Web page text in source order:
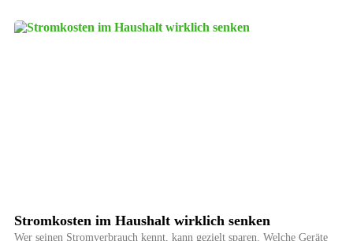
Stromkosten im Haushalt wirklich senken
Wer seinen Stromverbrauch kennt, kann gezielt sparen. Welche Geräte